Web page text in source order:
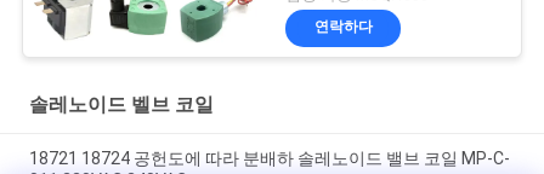
연락하다
솔레노이드 벨브 코일
18721 18724 공헌도에 따라 분배하 솔레노이드 밸브 코일 MP-C-